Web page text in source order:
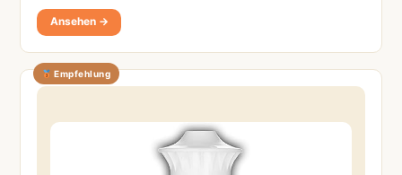
Ansehen →
Empfehlung